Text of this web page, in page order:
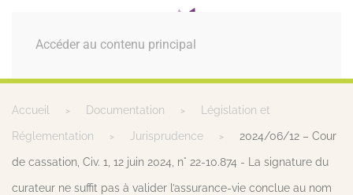
Accéder au contenu principal
MENU
Accueil Documentation Législation et
Réglementation Jurisprudence 2024/06/12 – Cour
de cassation, Civ. 1, 12 juin 2024, n° 22-10.874 - La signature du
curateur ne suffit pas à valider l’assurance-vie conclue au nom